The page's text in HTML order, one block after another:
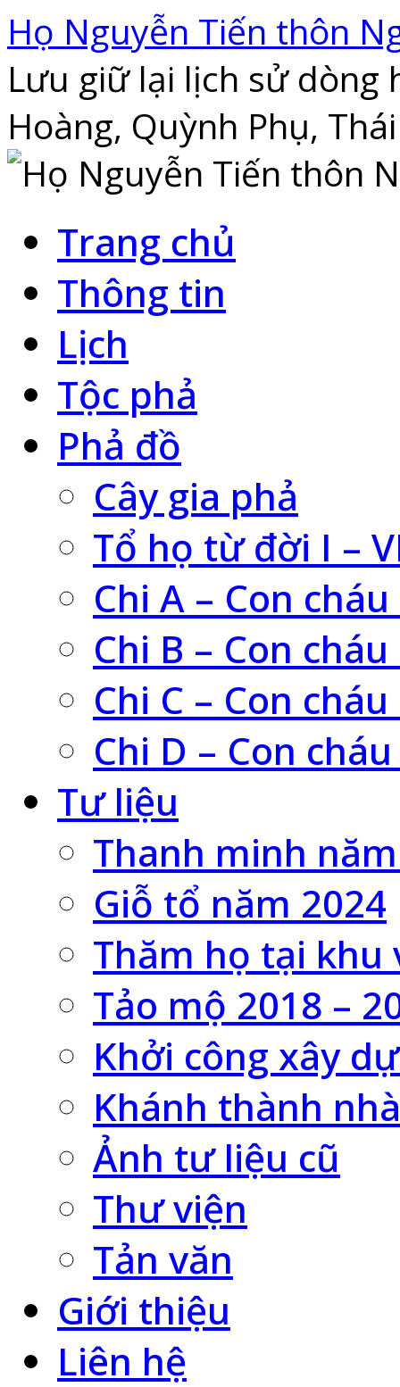
Skip
to
content
Họ Nguyễn Tiến thôn
Lưu giữ lại lịch sử dòng
Hoàng, Quỳnh Phụ,
Trang chủ
Thông tin
Lịch
Tộc phả
Phả đồ
Cây gia phả
Tổ họ từ đời I –
Chi A – Con
Chi B – Con
Chi C – Con
Chi D – Con
Tư liệu
Thanh minh
Giỗ tổ năm 2024
Thăm họ tại khu
Tảo mộ 2018 –
Khởi công xây
Khánh thành
Ảnh tư liệu cũ
Thư viện
Tản văn
Giới thiệu
Liên hệ